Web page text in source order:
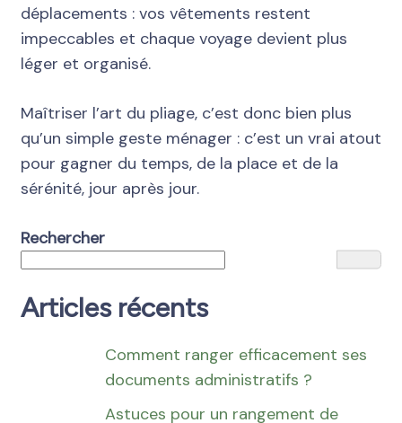
déplacements : vos vêtements restent
impeccables et chaque voyage devient plus
léger et organisé.
Maîtriser l’art du pliage, c’est donc bien plus
qu’un simple geste ménager : c’est un vrai atout
pour gagner du temps, de la place et de la
sérénité, jour après jour.
Rechercher
Articles récents
Comment ranger efficacement ses
documents administratifs ?
Astuces pour un rangement de